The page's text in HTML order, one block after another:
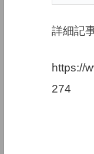
詳細記
https://
274